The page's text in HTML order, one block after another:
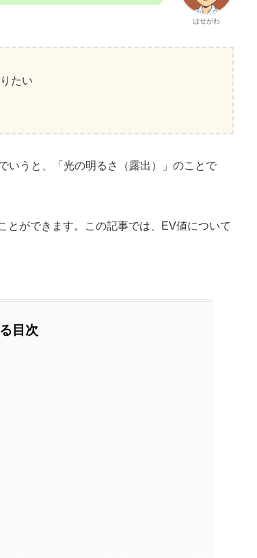
はせがわ
たい
いうと、「光の明るさ（露出）」のことで
とができます。この記事では、EV値について
目次